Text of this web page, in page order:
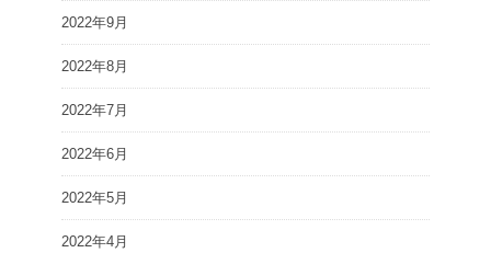
2022年9月
2022年8月
2022年7月
2022年6月
2022年5月
2022年4月